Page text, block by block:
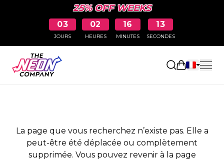
25% OFF WEEKS
03
JOURS
02
HEURES
16
MINUTES
13
SECONDES
Ouvrir le
PAGE NON TROUVÉE
La page que vous recherchez n’existe pas. Elle a
peut-être été déplacée ou complètement
supprimée. Vous pouvez revenir à la page